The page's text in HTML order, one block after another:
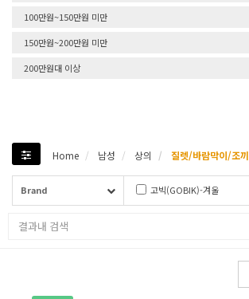
100만원~150만원 미만
150만원~200만원 미만
200만원대 이상
Home 남성 상의 질렛/바람막이/조끼
Brand 고빅(GOBIK)-겨울